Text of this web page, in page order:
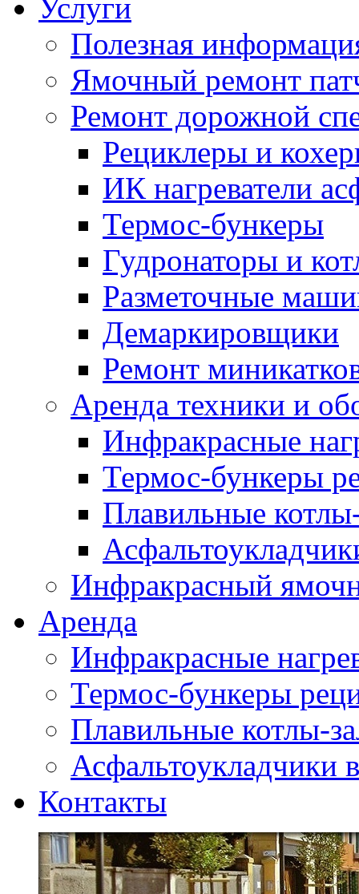
Услуги
Полезная
Ямочный ремонт
Ремонт дорожной
Рециклеры и
ИК нагреватели
Термос-бункеры
Гудронаторы и
Разметочные
Демаркировщики
Ремонт
Аренда техники и
Инфракрасные
Термос-бункеры
Плавильные
Инфракрасный
Аренда
Инфракрасные
Термос-бункеры
Плавильные котлы-
Асфальтоукладчики
Контакты